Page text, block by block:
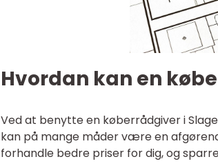
Hvordan kan en
Ved at benytte en køberrådgiver i
kan på mange måder være en
forhandle bedre priser for dig, og